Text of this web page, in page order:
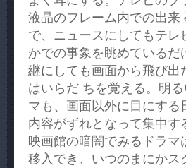
液晶のフレーム内での出来
で、ニュースにしてもテレ
かでの事象を眺めているだ
継にしても画面から飛び出
はいらだ ちを覚える。明
マも、画面以外に目にする
内容がずれとなって集中す
映画館の暗闇でみるドラマ
移入でき、いつのまにかス